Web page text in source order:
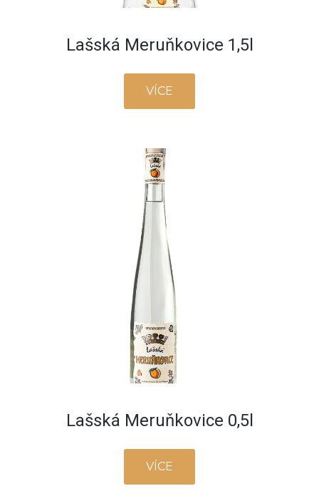
Lašská Meruňkovice 1,5l
VÍCE
Lašská Meruňkovice 0,5l
VÍCE